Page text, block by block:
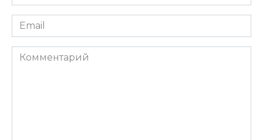
*
Email
*
Комментарий